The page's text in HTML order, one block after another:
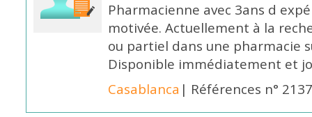
Pharmacienne avec 3ans d
motivée. Actuellement à la
ou partiel dans une pharmacie
Disponible immédiatement et
Casablanca | Références n°